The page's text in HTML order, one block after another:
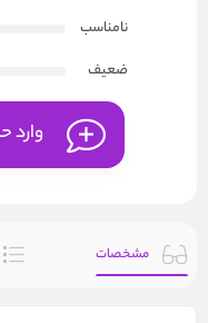
نامناسب
ضعیف
وارد
مشخصات